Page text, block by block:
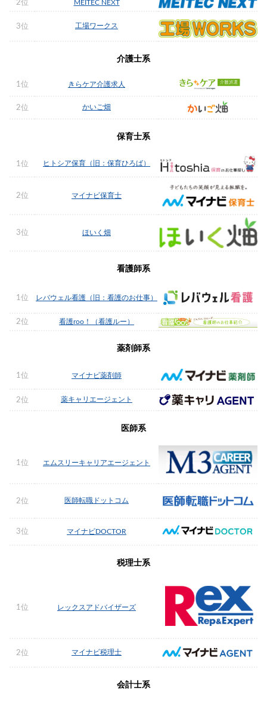
2位 MEITEC NEXT
3位 工場ワークス
介護士系
1位 きらケア介護求人
2位 かいご畑
保育士系
1位 ヒトシア保育（旧：保育ひろば）
2位 マイナビ保育士
3位 ほいく畑
看護師系
1位 レバウェル看護（旧：看護のお仕事）
2位 看護roo！（看護ルー）
薬剤師系
1位 マイナビ薬剤師
2位 薬キャリエージェント
医師系
1位 エムスリーキャリアエージェント
2位 医師転職ドットコム
3位 マイナビDOCTOR
税理士系
1位 レックスアドバイザーズ
2位 マイナビ税理士
会計士系